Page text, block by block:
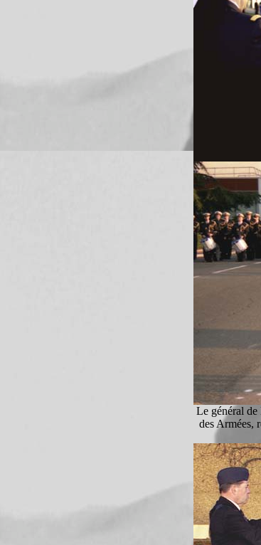
Le général
des Armées,